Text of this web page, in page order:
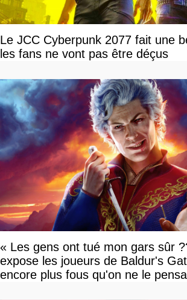
Le JCC Cyberpunk 2077 fait une
les fans ne vont pas être déçus
« Les gens ont tué mon gars sûr
expose les joueurs de Baldur's
encore plus fous qu'on ne le